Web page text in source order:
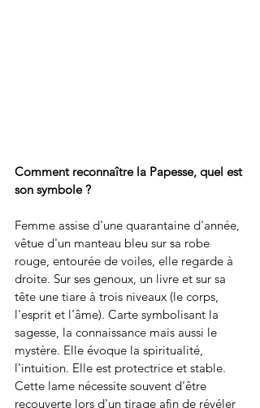
Comment reconnaître la Papesse, quel est
son symbole ?
Femme assise d'une quarantaine d'année,
vêtue d'un manteau bleu sur sa robe
rouge, entourée de voiles, elle regarde à
droite. Sur ses genoux, un livre et sur sa
tête une tiare à trois niveaux (le corps,
l'esprit et l'âme). Carte symbolisant la
sagesse, la connaissance mais aussi le
mystère. Elle évoque la spiritualité,
l'intuition. Elle est protectrice et stable.
Cette lame nécessite souvent d'être
recouverte lors d'un tirage afin de révéler